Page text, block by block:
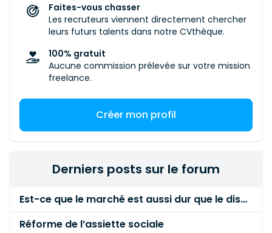
Faites-vous chasser
Les recruteurs viennent directement chercher
leurs futurs talents dans notre CVthèque.
100% gratuit
Aucune commission prélevée sur votre mission
freelance.
Créer mon profil
Derniers posts sur le forum
Est-ce que le marché est aussi dur que le disent les commerciaux ?
Réforme de l’assiette sociale